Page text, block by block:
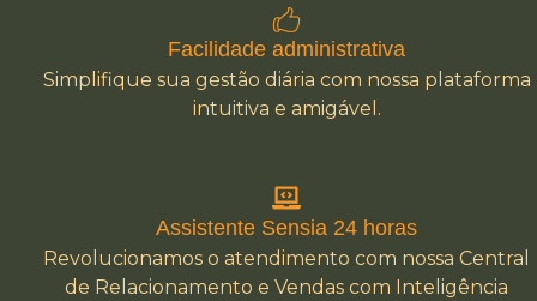
Facilidade administrativa
Simplifique sua gestão diária com nossa plataforma
intuitiva e amigável.
Assistente Sensia 24 horas
Revolucionamos o atendimento com nossa Central
de Relacionamento e Vendas com Inteligência